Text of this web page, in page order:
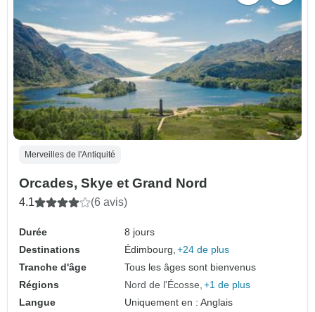
Merveilles de l'Antiquité
Orcades, Skye et Grand Nord
4.1 (6 avis)
Durée
8 jours
Destinations
Édimbourg, +24 de plus
Tranche d'âge
Tous les âges sont bienvenus
Régions
Nord de l'Écosse +1 de plus
Langue
Uniquement en : Anglais